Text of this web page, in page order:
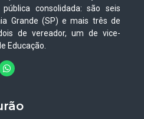
consolidada: são seis
Grande (SP) e mais três de
de vereador, um de vice-
Educação.